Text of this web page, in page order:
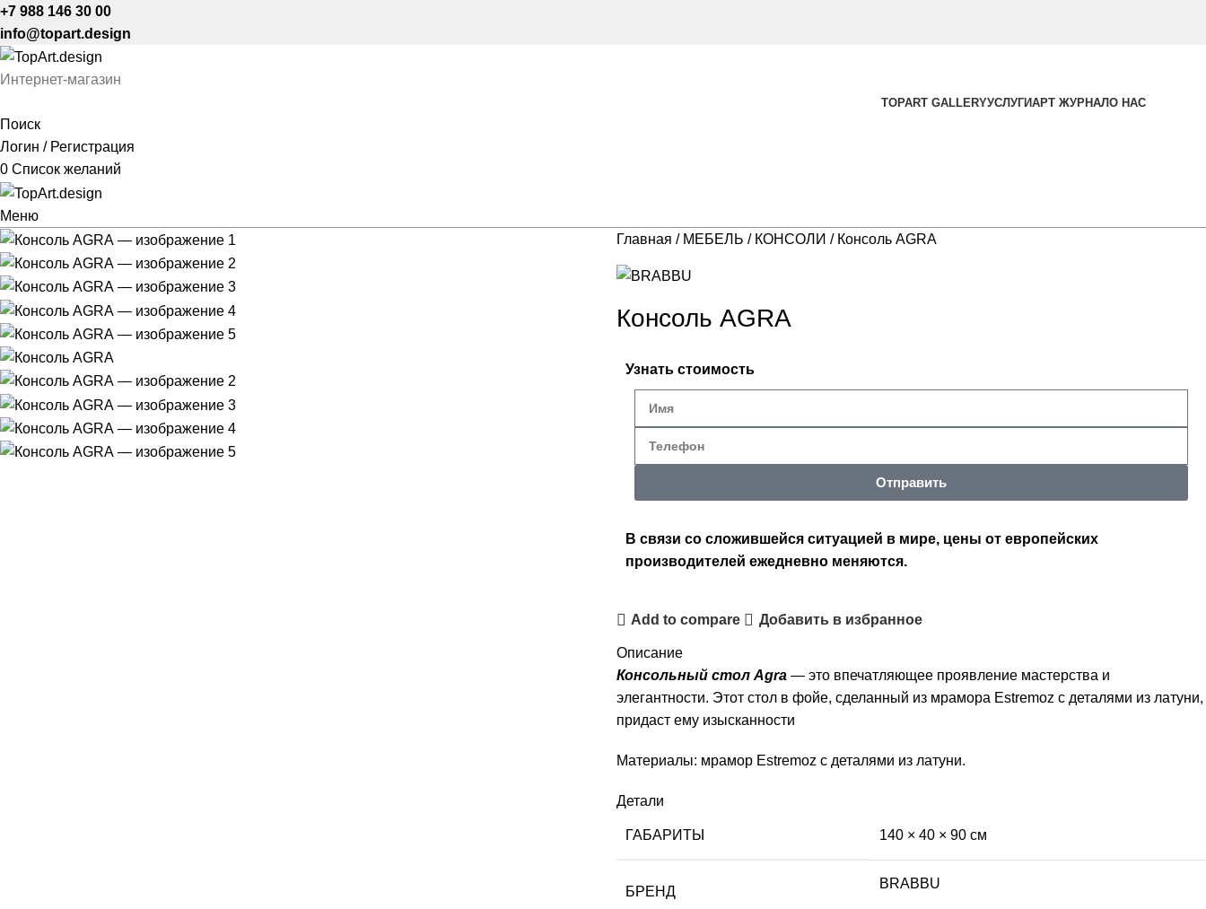
+7 988 146 30 00
info@topart.design
Интернет-магазин
TOPART GALLERYУСЛУГИАРТ ЖУРНАЛО НАС
Поиск
Логин / Регистрация
0 Список желаний
Меню
Главная
МЕБЕЛЬ КОНСОЛИ Консоль AGRA
Консоль AGRA
Узнать стоимость
Отправить
В связи со сложившейся ситуацией в мире, цены от европейских
производителей ежедневно меняются.
Add to compare Добавить в избранное
Описание
Консольный стол Agra — это впечатляющее проявление мастерства и
элегантности. Этот стол в фойе, сделанный из мрамора Estremoz с деталями из латуни,
придаст ему изысканности
Материалы: мрамор Estremoz с деталями из латуни.
Детали
ГАБАРИТЫ 140 × 40 × 90 см
БРЕНД
BRABBU